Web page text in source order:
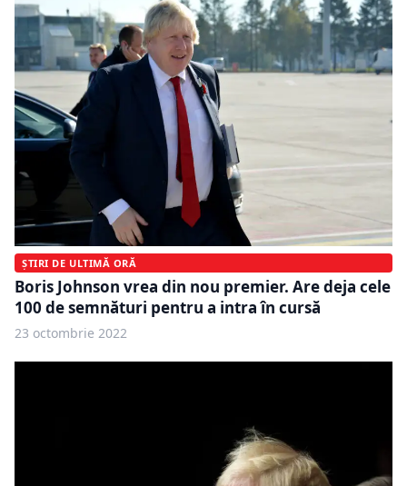
ȘTIRI DE ULTIMĂ ORĂ
Boris Johnson vrea din nou premier. Are deja cele
100 de semnături pentru a intra în cursă
23 octombrie 2022